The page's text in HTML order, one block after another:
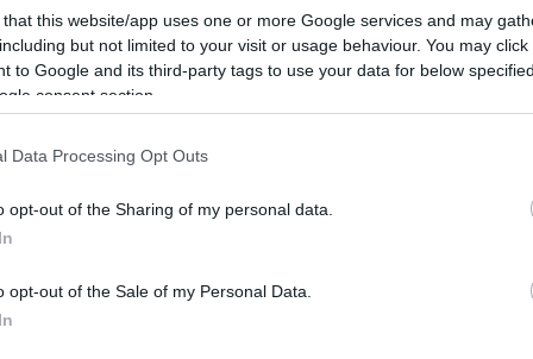
that this website/app uses one or more Google services and may
but not limited to your visit or usage behaviour. You may
to Google and its third-party tags to use your data for below
consent section.
Data Processing Opt Outs
opt-out of the Sharing of my personal data.
opt-out of the Sale of my Personal Data.
prodotto in Italia.